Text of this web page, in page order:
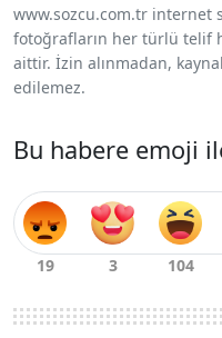
www.sozcu.com.tr internet
fotoğrafların her türlü telif
aittir. İzin alınmadan,
edilemez.
Bu habere emoji